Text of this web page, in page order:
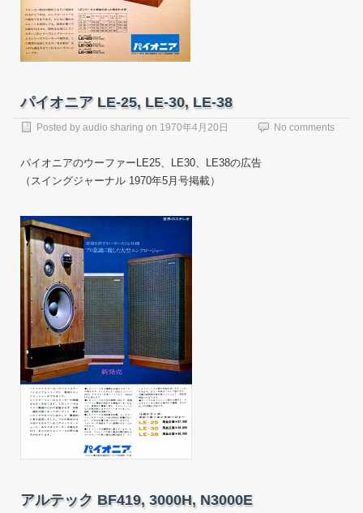
パイオニア LE-25, LE-30, LE-38
Posted by audio sharing on 1970年4月20日 No comments
パイオニアのウーファーLE25、LE30、LE38の広告
（スイングジャーナル 1970年5月号掲載）
アルテック BF419, 3000H, N3000E